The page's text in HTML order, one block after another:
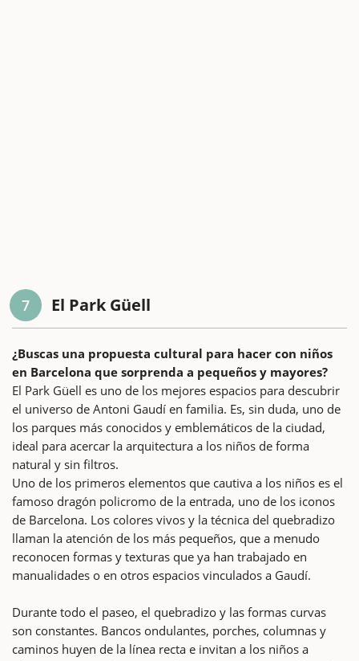
7 El Park Güell
¿Buscas una propuesta cultural para hacer con niños
en Barcelona que sorprenda a pequeños y mayores?
El Park Güell es uno de los mejores espacios para descubrir
el universo de Antoni Gaudí en familia. Es, sin duda, uno de
los parques más conocidos y emblemáticos de la ciudad,
ideal para acercar la arquitectura a los niños de forma
natural y sin filtros.
Uno de los primeros elementos que cautiva a los niños es el
famoso dragón policromo de la entrada, uno de los iconos
de Barcelona. Los colores vivos y la técnica del quebradizo
llaman la atención de los más pequeños, que a menudo
reconocen formas y texturas que ya han trabajado en
manualidades o en otros espacios vinculados a Gaudí.
Durante todo el paseo, el quebradizo y las formas curvas
son constantes. Bancos ondulantes, porches, columnas y
caminos huyen de la línea recta e invitan a los niños a